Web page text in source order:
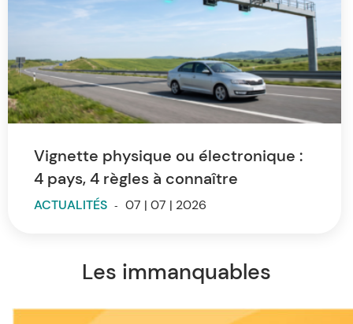
Vignette physique ou électronique :
4 pays, 4 règles à connaître
ACTUALITÉS - 07 | 07 | 2026
Les immanquables